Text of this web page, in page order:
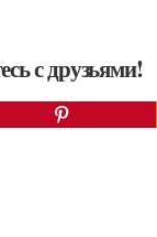
с друзьями!